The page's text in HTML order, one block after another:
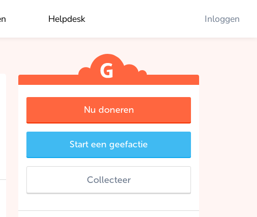
Helpdesk Inloggen
Nu doneren
Start een geefactie
Collecteer